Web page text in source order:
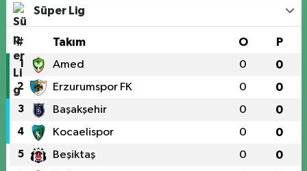
Süper Lig
# Takım O P
1 Amed 0 0
2 Erzurumspor FK 0 0
3 Başakşehir 0 0
4 Kocaelispor 0 0
5 Beşiktaş 0 0